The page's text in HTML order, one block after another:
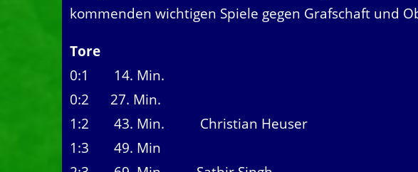
kommenden wichtigen Spiele gegen Grafschaft und
Tore
0:1 14. Min.
0:2 27. Min.
1:2 43. Min. Christian Heuser
1:3 49. Min